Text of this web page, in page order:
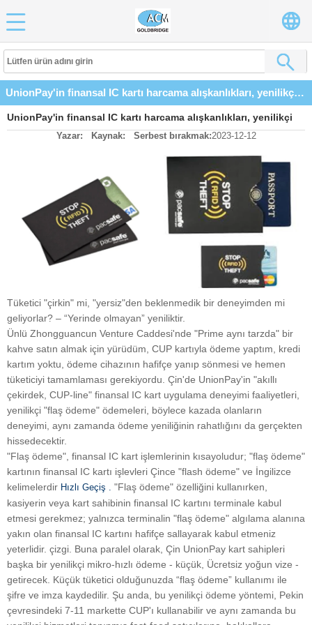
UnionPay'in finansal IC kartı harcama alışkanlıkları, yenilikçi ödemeyi giderek "çirkin" hale getiriyor
UnionPay'in finansal IC kartı harcama alışkanlıkları, yenilikçi
ödemeyi giderek "çirkin" hale getiriyor
Yazar: Kaynak: Serbest bırakmak:2023-12-12
Tüketici "çirkin" mi, "yersiz"den beklenmedik bir deneyimden mi
geliyorlar? – “Yerinde olmayan” yeniliktir.
Ünlü Zhongguancun Venture Caddesi'nde "Prime aynı tarzda" bir
kahve satın almak için yürüdüm, CUP kartıyla ödeme yaptım, kredi
kartım yoktu, ödeme cihazının hafifçe yanıp sönmesi ve hemen
tüketiciyi tamamlaması gerekiyordu. Çin'de UnionPay'in "akıllı
çekirdek, CUP-line" finansal IC kart uygulama deneyimi faaliyetleri,
yenilikçi "flaş ödeme" ödemeleri, böylece kazada olanların
deneyimi, aynı zamanda ödeme yeniliğinin rahatlığını da gerçekten
hissedecektir.
"Flaş ödeme", finansal IC kart işlemlerinin kısayoludur; "flaş ödeme"
kartının finansal IC kartı işlevleri Çince "flash ödeme" ve İngilizce
kelimelerdir Hızlı Geçiş . "Flaş ödeme" özelliğini kullanırken,
kasiyerin veya kart sahibinin finansal IC kartını terminale kabul
etmesi gerekmez; yalnızca terminalin "flaş ödeme" algılama alanına
yakın olan finansal IC kartını hafifçe sallayarak kabul etmeniz
yeterlidir. çizgi. Buna paralel olarak, Çin UnionPay kart sahipleri
başka bir yenilikçi mikro-hızlı ödeme - küçük, Ücretsiz yoğun vize -
getirecek. Küçük tüketici olduğunuzda “flaş ödeme” kullanımı ile
şifre ve imza kaydedilir. Şu anda, bu yenilikçi ödeme yöntemi, Pekin
çevresindeki 7-11 markette CUP'ı kullanabilir ve aynı zamanda bu